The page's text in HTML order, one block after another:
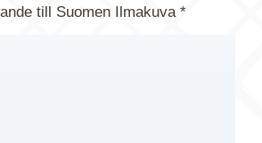
till Suomen Ilmakuva *